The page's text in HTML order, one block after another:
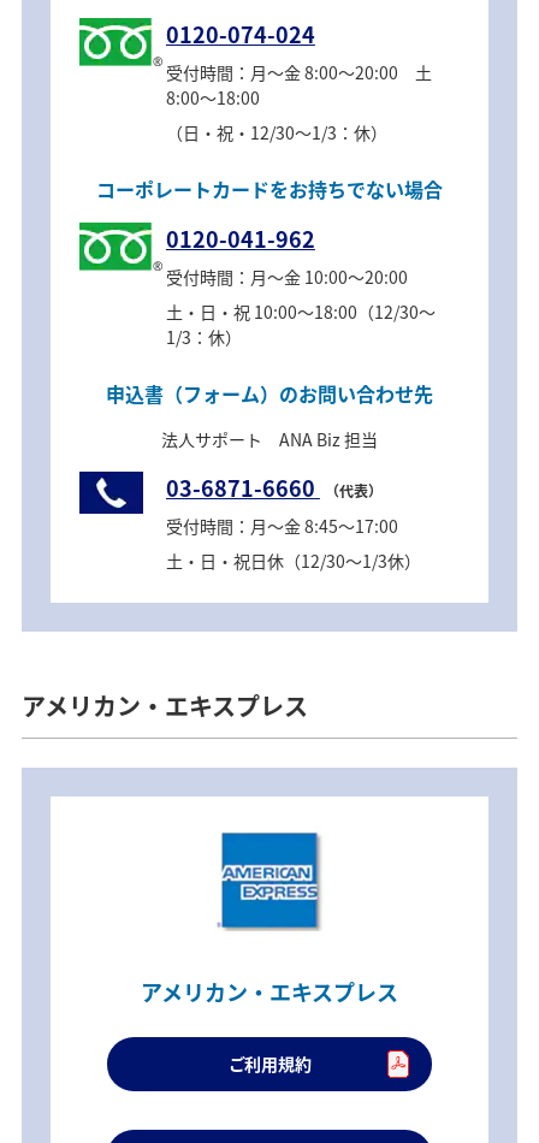
0120-074-024
受付時間：月～金 8:00～20:00 土
8:00～18:00
（日・祝・12/30～1/3：休）
コーポレートカードをお持ちでない場合
0120-041-962
受付時間：月～金 10:00～20:00
土・日・祝 10:00～18:00（12/30～
1/3：休）
申込書（フォーム）のお問い合わせ先
法人サポート ANA Biz 担当
03-6871-6660 （代表）
受付時間：月～金 8:45～17:00
土・日・祝日休（12/30～1/3休）
アメリカン・エキスプレス
アメリカン・エキスプレス
ご利用規約